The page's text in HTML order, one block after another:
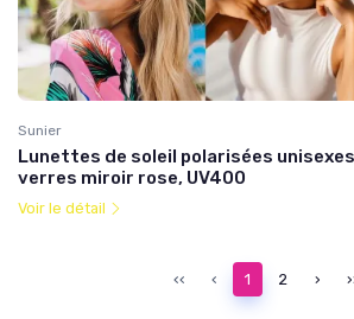
Sunier
Lunettes de soleil polarisées
verres miroir rose, UV400
Voir le détail
‹‹ ‹ 1 2 ›